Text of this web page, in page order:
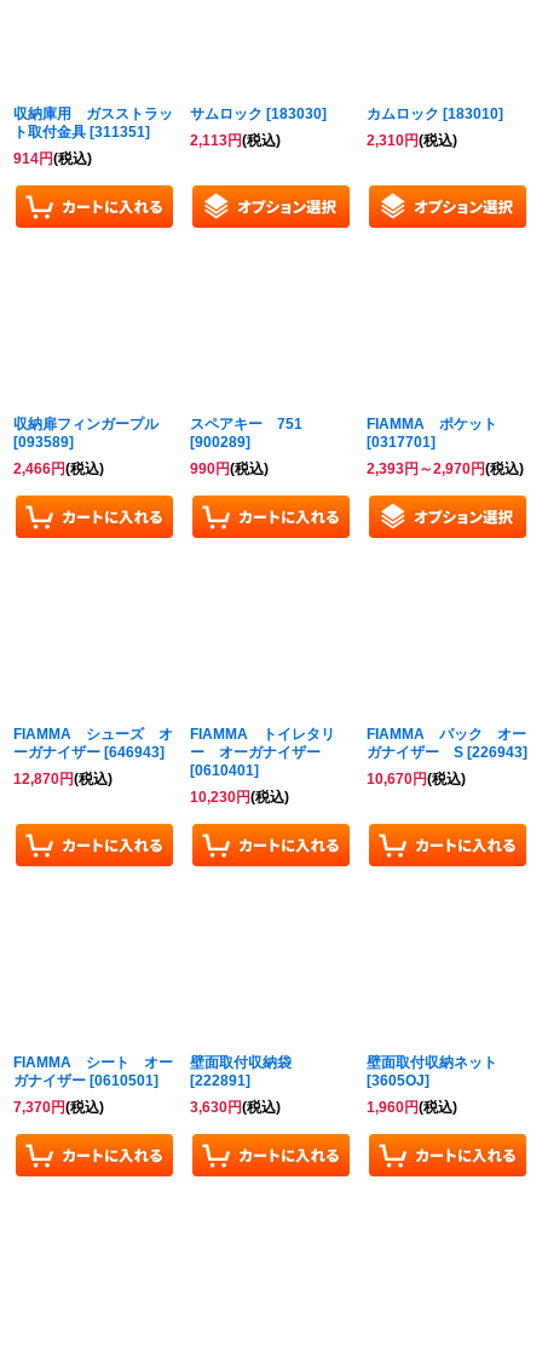
収納庫用 ガスストラッ
ト取付金具 [311351]
914円(税込)
サムロック [183030]
2,113円(税込)
カムロック [183010]
2,310円(税込)
収納扉フィンガープル
[093589]
2,466円(税込)
スペアキー 751
[900289]
990円(税込)
FIAMMA ポケット
[0317701]
2,393円 ～2,970円(税込)
FIAMMA シューズ オ
ーガナイザー [646943]
12,870円(税込)
FIAMMA トイレタリ
ー オーガナイザー
[0610401]
10,230円(税込)
FIAMMA パック オー
ガナイザー S [226943]
10,670円(税込)
FIAMMA シート オー
ガナイザー [0610501]
7,370円(税込)
壁面取付収納袋
[222891]
3,630円(税込)
壁面取付収納ネット
[3605OJ]
1,960円(税込)